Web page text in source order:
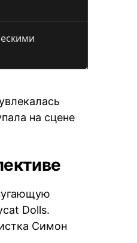
на сцене
Dolls.
Симон